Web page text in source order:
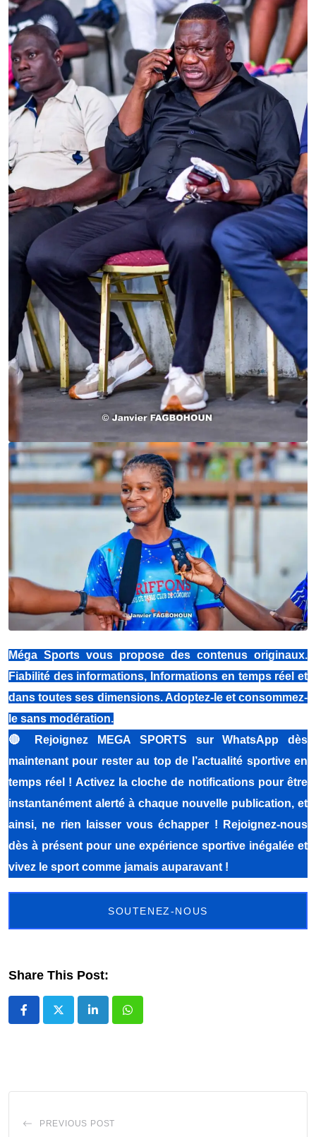
Méga Sports vous propose des contenus originaux.
Fiabilité des informations, Informations en temps réel et
dans toutes ses dimensions. Adoptez-le et consommez-
le sans modération.
🔴
Rejoignez MEGA SPORTS sur WhatsApp dès
maintenant pour rester au top de l’actualité sportive en
temps réel ! Activez la cloche de notifications pour être
instantanément alerté à chaque nouvelle publication, et
ainsi, ne rien laisser vous échapper ! Rejoignez-nous
dès à présent pour une expérience sportive inégalée et
vivez le sport comme jamais auparavant !
SOUTENEZ-NOUS
Share This Post:
LinkedInWhatsapp
PREVIOUS POST